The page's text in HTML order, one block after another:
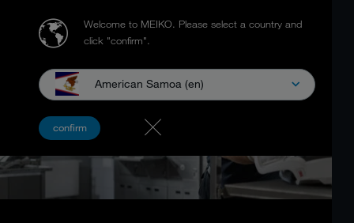
Welcome to MEIKO. Please select a country and
click "confirm".
American Samoa (en)
confirm